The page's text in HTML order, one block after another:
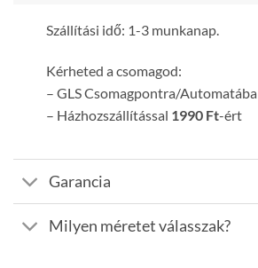
Szállítási idő: 1-3 munkanap.
Kérheted a csomagod:
– GLS Csomagpontra/Automatába
– Házhozszállítással 1990 Ft-ért
Garancia
Milyen méretet válasszak?